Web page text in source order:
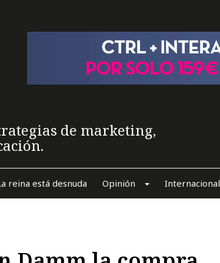
de marketing,
reina está desnuda Opinión Internacional